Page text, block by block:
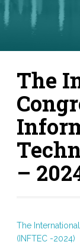
The
–
The
(INFTEC -2024)